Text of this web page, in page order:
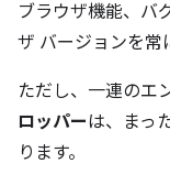
ブラウザ機能、バ
ザ バージョンを常
ただし、一連のエ
ロッパーは、まっ
ります。